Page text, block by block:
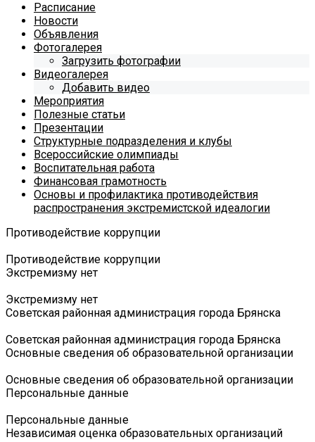
Расписание
Новости
Объявления
Фотогалерея
Загрузить фотографии
Видеогалерея
Добавить видео
Мероприятия
Полезные статьи
Презентации
Структурные подразделения и клубы
Всероссийские олимпиады
Воспитательная работа
Финансовая грамотность
Основы и профилактика противодействия
распространения экстремистской идеалогии
Противодействие коррупции
Противодействие коррупции
Экстремизму нет
Экстремизму нет
Советская районная администрация города Брянска
Советская районная администрация города Брянска
Основные сведения об образовательной организации
Основные сведения об образовательной организации
Персональные данные
Персональные данные
Независимая оценка образовательных организаций